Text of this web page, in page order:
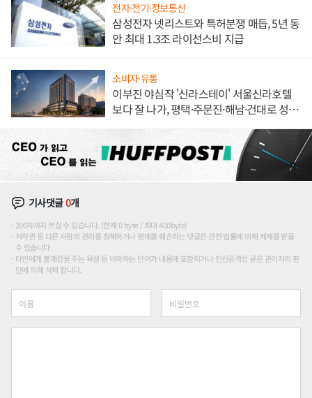
전자·전기·정보통신
삼성전자 넷리스트와 특허분쟁 매듭, 5년 동
안 최대 1.3조 라이선스비 지급
소비자·유통
이부진 야심작 '신라스테이' 서울신라호텔
보다 잘 나가, 평택·주문진·해남·건대로 성
기사댓글0개
200자까지 쓰실 수 있습니다. (현재 0 byte / 최대 400byte)
저작권 등 다른 사람의 권리를 침해하거나 명예를 훼손하는 댓글은 관련 법률에 의해 제재를 받을
수 있습니다.
타인에게 불쾌감을 주는 욕설 등 비하하는 단어가 내용에 포함되거나 인신공격성 글은 관리자의 판
단에 의해 삭제 합니다.